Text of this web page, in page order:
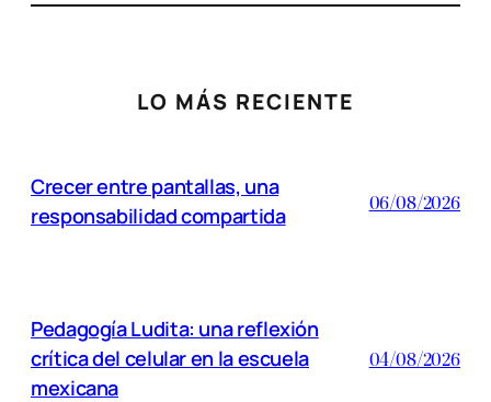
LO MÁS RECIENTE
Crecer entre pantallas, una
responsabilidad compartida
06/08/2026
Pedagogía Ludita: una reflexión
crítica del celular en la escuela
mexicana
04/08/2026